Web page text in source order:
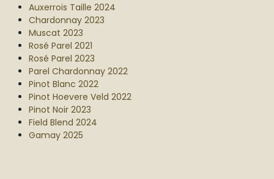
Auxerrois Taille 2024
Chardonnay 2023
Muscat 2023
Rosé Parel 2021
Rosé Parel 2023
Parel Chardonnay 2022
Pinot Blanc 2022
Pinot Hoevere Veld 2022
Pinot Noir 2023
Field Blend 2024
Gamay 2025